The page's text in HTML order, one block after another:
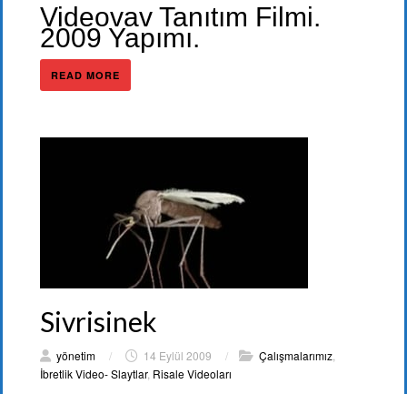
Videovav Tanıtım Filmi.
2009 Yapımı.
READ MORE
Sivrisinek
yönetim / 14 Eylül 2009 / Çalışmalarımız
İbretlik Video- Slaytlar, Risale Videoları